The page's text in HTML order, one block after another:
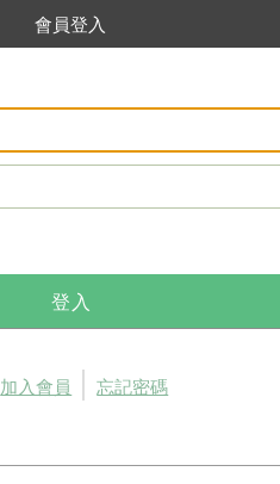
會員登入
登入
加入會員 忘記密碼